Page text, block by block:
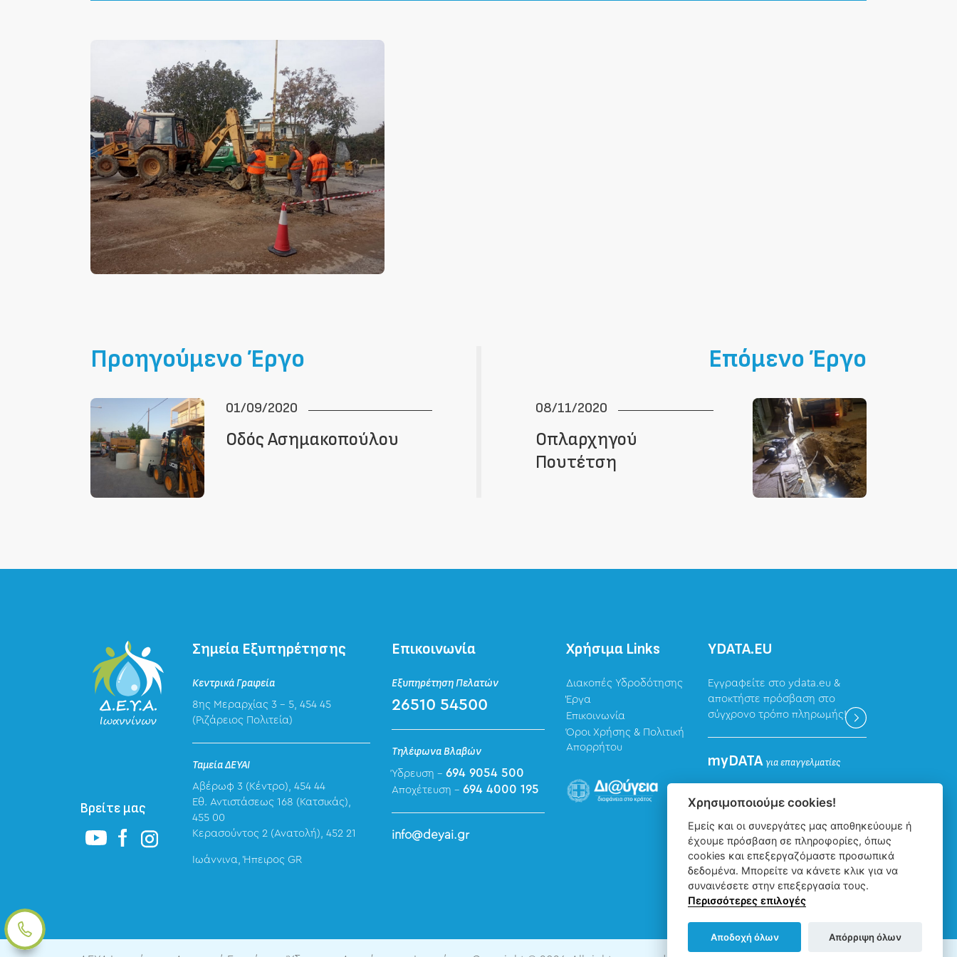
Προηγούμενο Έργο
01/09/2020
Οδός Ασημακοπούλου
Επόμενο Έργο
08/11/2020
Οπλαρχηγού
Πουτέτση
Βρείτε μας
Σημεία Εξυπηρέτησης
Κεντρικά Γραφεία
8ης Μεραρχίας 3 – 5, 454 45
(Ριζάρειος Πολιτεία)
Ταμεία ΔΕΥΑΙ
Αβέρωφ 3 (Κέντρο), 454 44
Eθ. Αντιστάσεως 168 (Κατσικάς),
455 00
Κερασούντος 2 (Ανατολή), 452 21
Ιωάννινα, Ήπειρος GR
Επικοινωνία
Εξυπηρέτηση Πελατών
26510 54500
Τηλέφωνα Βλαβών
Ύδρευση -694 9054 500
Αποχέτευση -694 4000 195
info@deyai.gr
Χρήσιμα Links
Διακοπές Υδροδότησης
Έργα
Επικοινωνία
Όροι Χρήσης & Πολιτική
Απορρήτου
ΥDATA.EU
Εγγραφείτε στο ydata.eu &
αποκτήστε πρόσβαση στο
σύγχρονο τρόπο πληρωμής!
myDATAγια επαγγελματίες
Καταχώρηση δεδομένων
επαγγελματιών για την
ψηφιακή πλατφόρμα myDATA
της ΑΑΔΕ.
Χρησιμοποιούμε cookies!
Εμείς και οι συνεργάτες μας αποθηκεύουμε ή
έχουμε πρόσβαση σε πληροφορίες, όπως
cookies και επεξεργαζόμαστε προσωπικά
δεδομένα. Μπορείτε να κάνετε κλικ για να
συναινέσετε στην επεξεργασία τους.
Περισσότερες επιλογές
Αποδοχή όλων Απόρριψη όλων